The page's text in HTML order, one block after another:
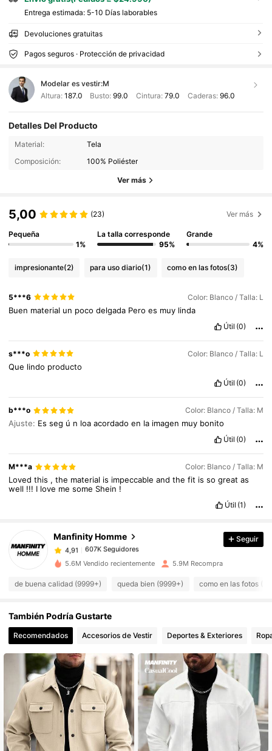
Entrega estimada: 5-10 Días laborables
Devoluciones gratuitas
Pagos seguros · Protección de privacidad
Modelar es vestir:M
Altura: 187.0 Busto:99.0 Cintura: 79.0 Caderas: 96.0
Detalles Del Producto
Material:
Tela
Composición:
100% Poliéster
Ver más
5,00 (23) Ver más
Pequeña
1%
La talla corresponde
95%
Grande
4%
impresionante(2) para uso diario(1) como en las fotos(3)
5***6 Color: Blanco / Talla: L
Buen material un pocodelgada Peroes muy linda
Útil (0)
s***o Color: Blanco / Talla: L
Que lindo producto
Útil (0)
b***o Color: Blanco / Talla: M
Ajuste: Esseg ú n loaacordadoen la imagen muy bonito
Útil (0)
M***a Color: Blanco / Talla: M
Lovedthis ,the material is impeccableandthefit issogreatas
well !!! I love mesome Shein !
Útil (1)
Manfinity Homme
4,91
607K Seguidores
4,91 607K Seguidores
4,91 607K Seguidores
4,91 607K Seguidores
4,91 607K Seguidores
Seguir
5.6M Vendido recientemente 5.9M Recompra
de buena calidad (9999+) queda bien (9999+) como en las fotos
También Podría Gustarte
Recomendados Accesorios de Vestir Deportes & Exteriores